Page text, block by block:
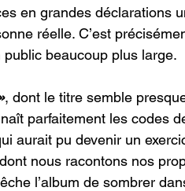
en grandes déclarations
réelle. C’est
beaucoup plus large.
, dont le titre semble
parfaitement les codes
aurait pu devenir un
nous racontons nos
l’album de sombrer